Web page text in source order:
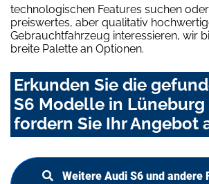
technologischen Features suchen
preiswertes, aber qualitativ
Gebrauchtfahrzeug interessieren, wir
breite Palette an Optionen.
Erkunden Sie die
S6 Modelle in
fordern Sie Ihr Angebot
Weitere Audi S6 und andere